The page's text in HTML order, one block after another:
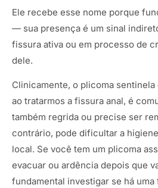
Ele recebe esse nome porque
— sua presença é um sinal
fissura ativa ou em processo de
dele.
Clinicamente, o plicoma
ao tratarmos a fissura anal, é
também regrida ou precise ser
contrário, pode dificultar a
local. Se você tem um plicoma
evacuar ou ardência depois que
fundamental investigar se há